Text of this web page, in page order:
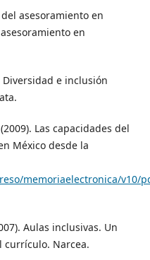
asesoramiento en
en
Diversidad e inclusión
Las capacidades del
México desde la
memoriaelectronica/v10/
Aulas inclusivas. Un
currículo. Narcea.